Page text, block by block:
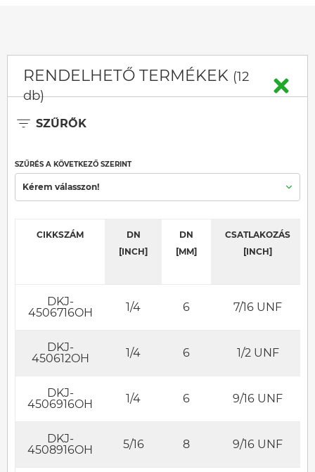
RENDELHETŐ TERMÉKEK (12
db)
SZŰRŐK
SZŰRÉS A KÖVETKEZŐ SZERINT
Kérem válasszon!
CIKKSZÁM
DN
[INCH]
DN
[MM]
CSATLAKOZÁS
[INCH]
DKJ-
4506716OH
1/4 6 7/16 UNF
DKJ-
450612OH
1/4 6 1/2 UNF
DKJ-
4506916OH
1/4 6 9/16 UNF
DKJ-
4508916OH
5/16 8 9/16 UNF